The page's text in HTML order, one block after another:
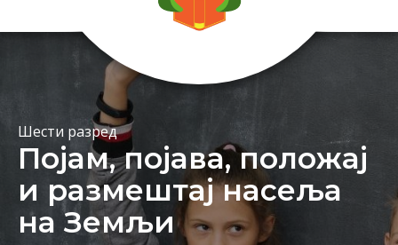
Шести разред
Појам, појава, положај
и размештај насеља
на Земљи